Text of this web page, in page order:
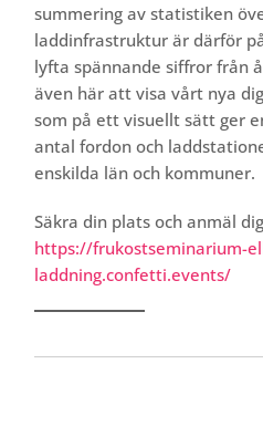
summering av statistiken
laddinfrastruktur är därför
lyfta spännande siffror från
även här att visa vårt nya
som på ett visuellt sätt ger
antal fordon och
enskilda län och kommuner.
Säkra din plats och anmäl
https://frukostseminarium-
laddning.confetti.events/